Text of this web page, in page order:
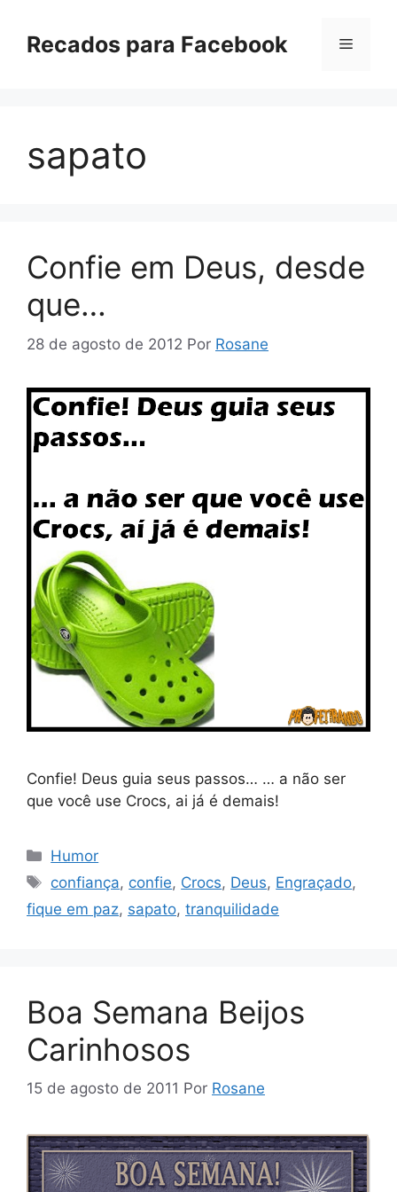
paraRecados para Facebook Menu
sapato
Confie em Deus, desde
que…
28 de agosto de 2012 Por Rosane
Confie! Deus guia seus passos… … a não ser
que você use Crocs, ai já é demais!
Categorias
Humor
Tags
confiança, confie, Crocs, Deus, Engraçado,
fique em paz, sapato, tranquilidade
Boa Semana Beijos
Carinhosos
15 de agosto de 2011 Por Rosane